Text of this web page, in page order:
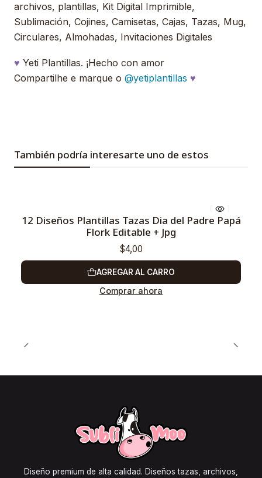
archivos, plantillas, Kit Digital Imprimible,
Sublimación, Cojines, Camisetas, Cajas, Tazas, Mug,
Circulares, Almohadas, Invitaciones Digitales
♥ Yeti Plantillas. ¡Hecho con amor
Compartilhe e marque o @yetiplantillas ♥
También podría interesarte uno de estos
12 Diseños Plantillas Tazas Dia del Padre Papá
Flork Editable + Jpg
$4,00
AGREGAR AL CARRO
Comprar ahora
Diseño premium de alta calidad. Diseños tazas, archivos,